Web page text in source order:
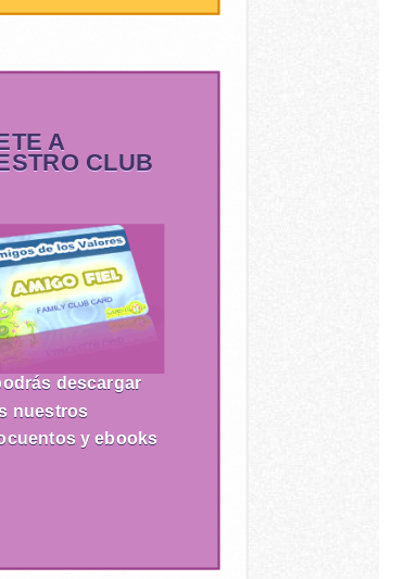
A
CLUB
descargar
nuestros
y ebooks